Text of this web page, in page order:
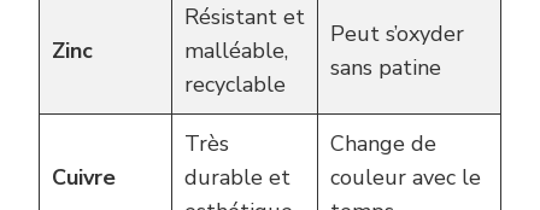
Zinc
Résistant et
malléable,
recyclable
Peut s’oxyder
sans patine
Cuivre
Très
durable et
Change de
couleur avec le